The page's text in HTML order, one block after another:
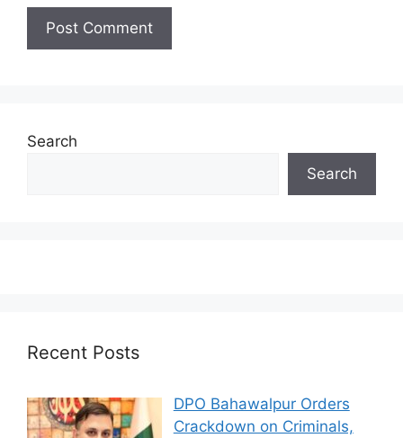
Search
Search
Recent Posts
DPO Bahawalpur Orders
Crackdown on Criminals,